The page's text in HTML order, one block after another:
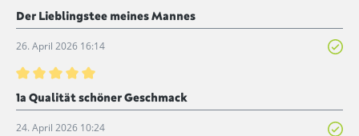
Bewertung mit 5 von 5 Sternen
Der Lieblingstee meines Mannes
26. April 2026 16:14
Bewertung mit 5 von 5 Sternen
1a Qualität schöner Geschmack
24. April 2026 10:24